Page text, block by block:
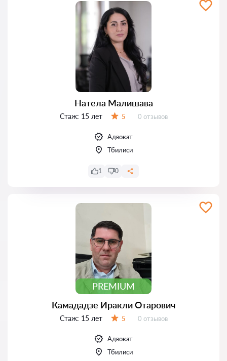
Натела Малишава
Стаж: 15 лет 5 Отзывов:
0 отзывов
Адвокат
Тбилиси
1 0
PREMIUM
Камададзе Иракли Отарович
Стаж: 15 лет 5 Отзывов:
0 отзывов
Адвокат
Тбилиси